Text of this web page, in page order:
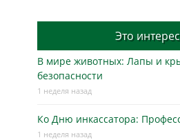
Это
В мире животных: Лапы и
безопасности
1 неделя назад
Ко Дню инкассатора:
1 неделя назад